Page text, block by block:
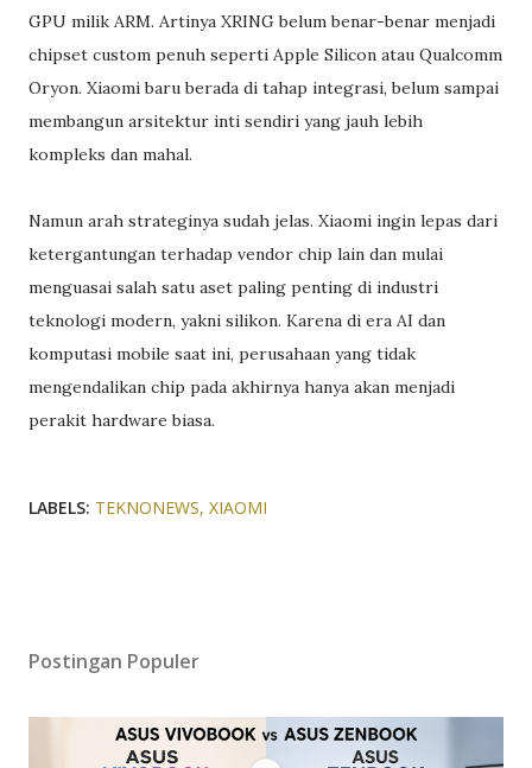
GPU milik ARM. Artinya XRING belum benar-benar menjadi
chipset custom penuh seperti Apple Silicon atau Qualcomm
Oryon. Xiaomi baru berada di tahap integrasi, belum sampai
membangun arsitektur inti sendiri yang jauh lebih
kompleks dan mahal.
Namun arah strateginya sudah jelas. Xiaomi ingin lepas dari
ketergantungan terhadap vendor chip lain dan mulai
menguasai salah satu aset paling penting di industri
teknologi modern, yakni silikon. Karena di era AI dan
komputasi mobile saat ini, perusahaan yang tidak
mengendalikan chip pada akhirnya hanya akan menjadi
perakit hardware biasa.
LABELS: TEKNONEWS XIAOMI
Postingan Populer